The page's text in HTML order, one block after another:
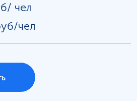
чел
чел